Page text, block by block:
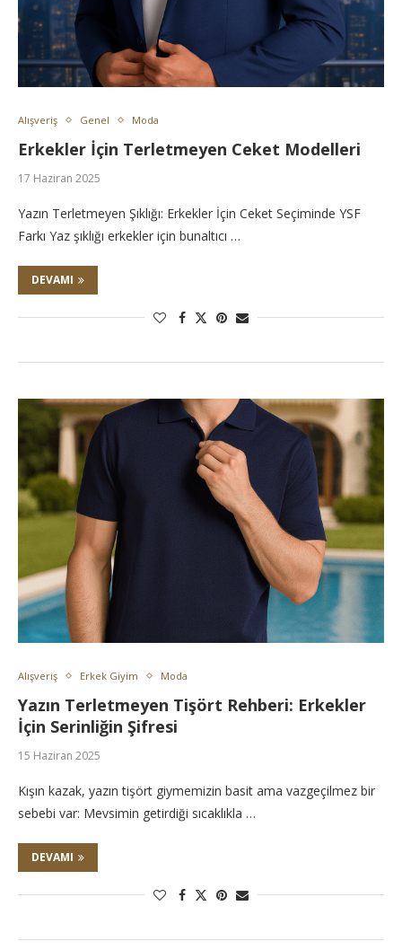
Alışveriş Genel Moda
Erkekler İçin Terletmeyen Ceket Modelleri
17 Haziran 2025
Yazın Terletmeyen Şıklığı: Erkekler İçin Ceket Seçiminde YSF
Farkı Yaz şıklığı erkekler için bunaltıcı …
DEVAMI
Alışveriş Erkek Giyim Moda
Yazın Terletmeyen Tişört Rehberi: Erkekler
İçin Serinliğin Şifresi
15 Haziran 2025
Kışın kazak, yazın tişört giymemizin basit ama vazgeçilmez bir
sebebi var: Mevsimin getirdiği sıcaklıkla …
DEVAMI